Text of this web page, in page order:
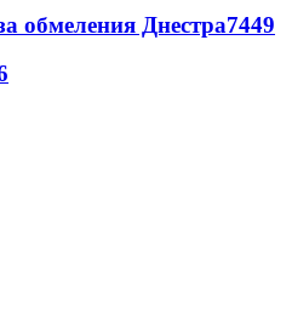
обмеления Днестра7449